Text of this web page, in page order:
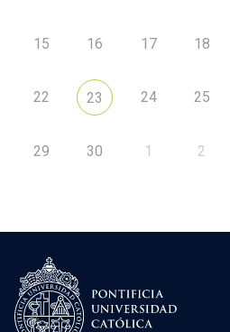
15 16 17 18
22 23 24 25
29 30 1 2